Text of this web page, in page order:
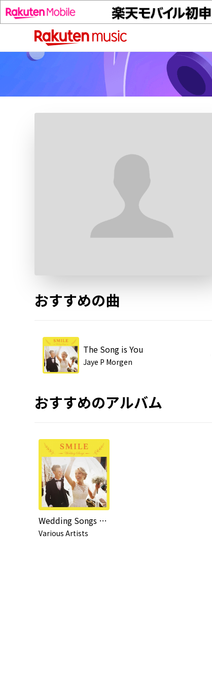
おすすめの曲
The Song is You
Jaye P Morgen
おすすめのアルバム
Wedding Songs 〜SMILE〜
Various Artists